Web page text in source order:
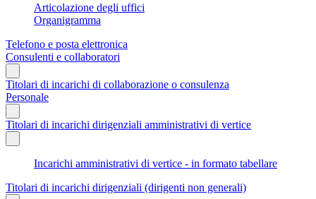
Articolazione degli uffici
Organigramma
Telefono e posta elettronica
Consulenti e collaboratori
Titolari di incarichi di collaborazione o consulenza
Personale
Titolari di incarichi dirigenziali amministrativi di vertice
Incarichi amministrativi di vertice - in formato tabellare
Titolari di incarichi dirigenziali (dirigenti non generali)